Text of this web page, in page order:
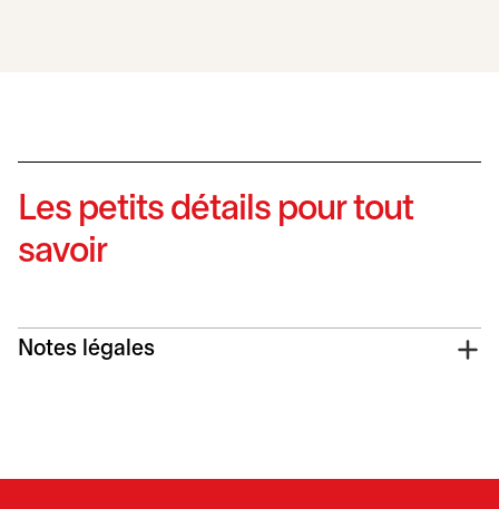
Les petits détails pour tout
savoir
Notes légales